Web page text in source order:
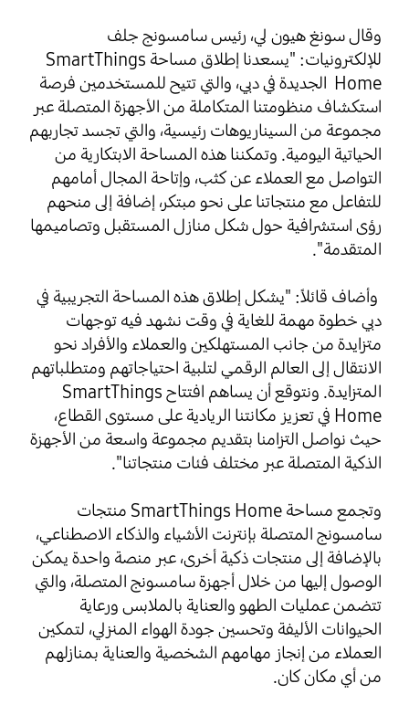
وقال سونغ هيون لي، رئيس سامسونج جلف
للإلكترونيات: "يسعدنا إطلاق مساحة SmartThings
Home الجديدة في دبي، والتي تتيح للمستخدمين فرصة
استكشاف منظومتنا المتكاملة من الأجهزة المتصلة عبر
مجموعة من السيناريوهات رئيسية، والتي تجسد تجاربهم
الحياتية اليومية. وتمكننا هذه المساحة الابتكارية من
التواصل مع العملاء عن كثب، وإتاحة المجال أمامهم
للتفاعل مع منتجاتنا على نحو مبتكر، إضافة إلى منحهم
رؤى استشرافية حول شكل منازل المستقبل وتصاميمها
المتقدمة".
وأضاف قائلاً: "يشكل إطلاق هذه المساحة التجريبية في
دبي خطوة مهمة للغاية في وقت نشهد فيه توجهات
متزايدة من جانب المستهلكين والعملاء والأفراد نحو
الانتقال إلى العالم الرقمي لتلبية احتياجاتهم ومتطلباتهم
المتزايدة. ونتوقع أن يساهم افتتاح SmartThings
Home في تعزيز مكانتنا الريادية على مستوى القطاع،
حيث نواصل التزامنا بتقديم مجموعة واسعة من الأجهزة
الذكية المتصلة عبر مختلف فئات منتجاتنا".
وتجمع مساحة SmartThings Home منتجات
سامسونج المتصلة بإنترنت الأشياء والذكاء الاصطناعي،
بالإضافة إلى منتجات ذكية أخرى، عبر منصة واحدة يمكن
الوصول إليها من خلال أجهزة سامسونج المتصلة، والتي
تتضمن عمليات الطهو والعناية بالملابس ورعاية
الحيوانات الأليفة وتحسين جودة الهواء المنزلي، لتمكين
العملاء من إنجاز مهامهم الشخصية والعناية بمنازلهم
من أي مكان كان.